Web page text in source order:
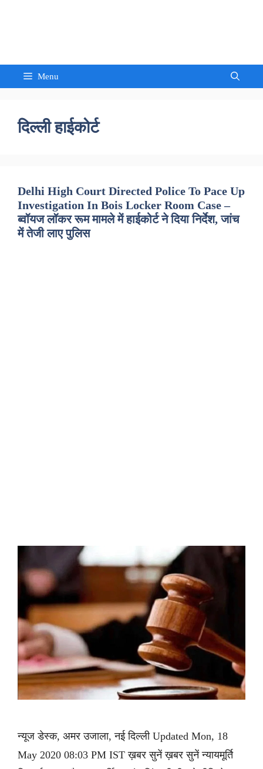
Menu
दिल्ली हाईकोर्ट
Delhi High Court Directed Police To Pace Up
Investigation In Bois Locker Room Case –
ब्वॉयज लॉकर रूम मामले में हाईकोर्ट ने दिया निर्देश, जांच
में तेजी लाए पुलिस
न्यूज डेस्क, अमर उजाला, नई दिल्ली Updated Mon, 18
May 2020 08:03 PM IST ख़बर सुनें ख़बर सुनें न्यायमूर्ति